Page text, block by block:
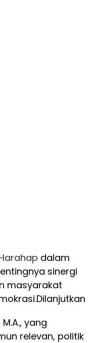
dalam
sinergi
masyarakat
Dilanjutkan
M.A., yang
relevan, politik